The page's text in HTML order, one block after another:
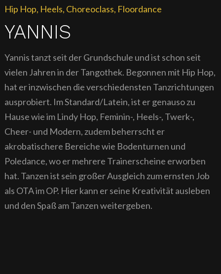
Hip Hop, Heels, Choreoclass, Floordance
YANNIS
Yannis tanzt seit der Grundschule und ist schon seit
vielen Jahren in der Tangothek. Begonnen mit Hip Hop,
hat er inzwischen die verschiedensten Tanzrichtungen
ausprobiert. Im Standard/Latein, ist er genauso zu
Hause wie im Lindy Hop, Feminin-, Heels-, Twerk-,
Cheer- und Modern, zudem beherrscht er
akrobatischere Bereiche wie Bodenturnen und
Poledance, wo er mehrere Trainerscheine erworben
hat. Tanzen ist sein großer Ausgleich zum ernsten Job
als OTA im OP. Hier kann er seine Kreativität ausleben
und den Spaß am Tanzen weitergeben.